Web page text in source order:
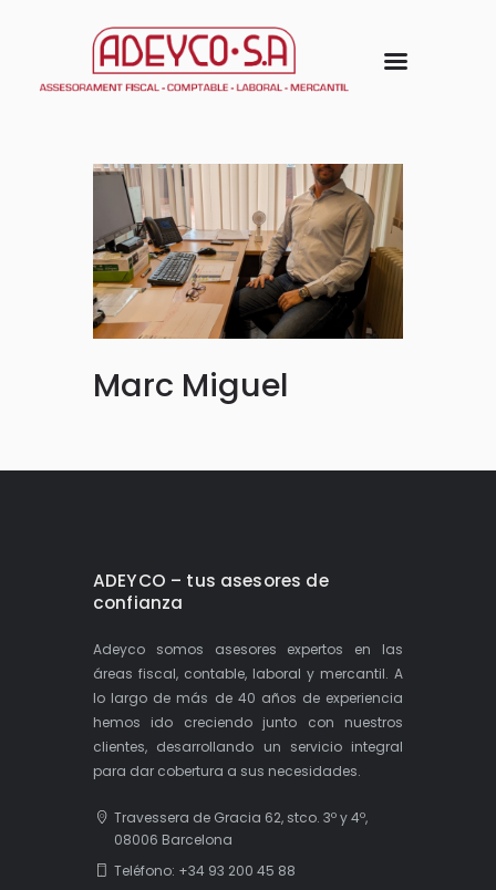
Marc Miguel
ADEYCO – tus asesores de
confianza
Adeyco somos asesores expertos en las
áreas fiscal, contable, laboral y mercantil. A
lo largo de más de 40 años de experiencia
hemos ido creciendo junto con nuestros
clientes, desarrollando un servicio integral
para dar cobertura a sus necesidades.
Travessera de Gracia 62, stco. 3º y 4º,
08006 Barcelona
Teléfono: +34 93 200 45 88